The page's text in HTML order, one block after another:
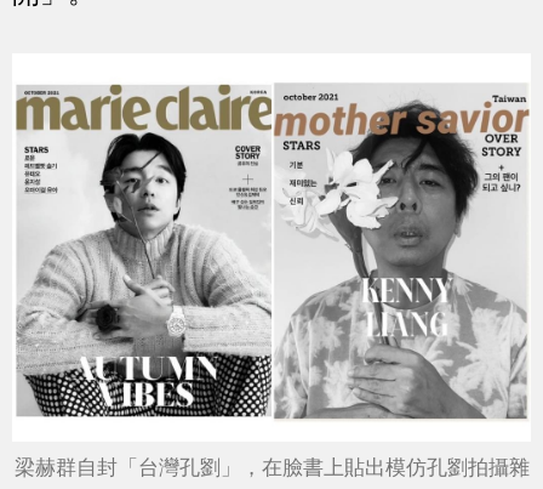
梁赫群自封「台灣孔劉」，在臉書上貼出模仿孔劉拍攝雜